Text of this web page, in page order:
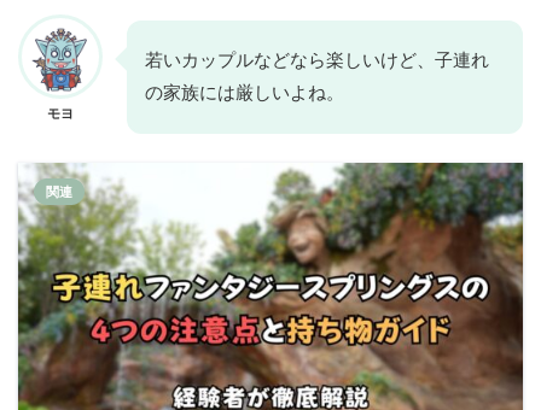
モヨ
若いカップルなどなら楽しいけど、子連れ
の家族には厳しいよね。